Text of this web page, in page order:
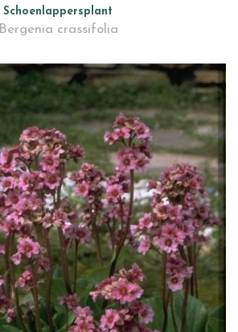
Schoenlappersplant
Bergenia crassifolia